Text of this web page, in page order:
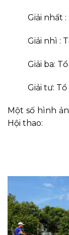
Giải nhất :
Giải nhì :
Giải ba: Tổ
Giải tư: Tổ
Một số hình
Hội thao: